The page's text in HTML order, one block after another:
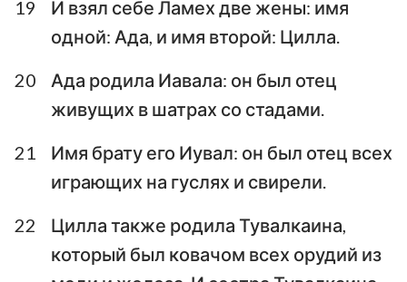
8
9 10 11 12 13
15
17 19
22
23 24 25 26 27
36
37 38 39 40 41
19
И взял себе Ламех две жены: имя
одной: Ада, и имя второй: Цилла.
20
Ада родила Иавала: он был отец
живущих в шатрах со стадами.
21
Имя брату его Иувал: он был отец всех
играющих на гуслях и свирели.
22
Цилла также родила Тувалкаина,
который был ковачом всех орудий из